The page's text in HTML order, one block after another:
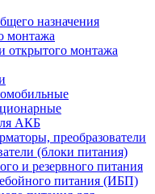
назначения
монтажа
открытого монтажа
АКБ
преобразователи
(блоки питания)
и резервного питания
питания (ИБП)